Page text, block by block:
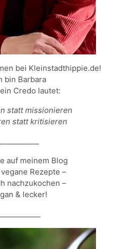
bei Kleinstadthippie.de!
bin Barbara
Credo lautet:
statt missionieren
statt kritisieren
auf meinem Blog
Rezepte –
nachzukochen –
& lecker!